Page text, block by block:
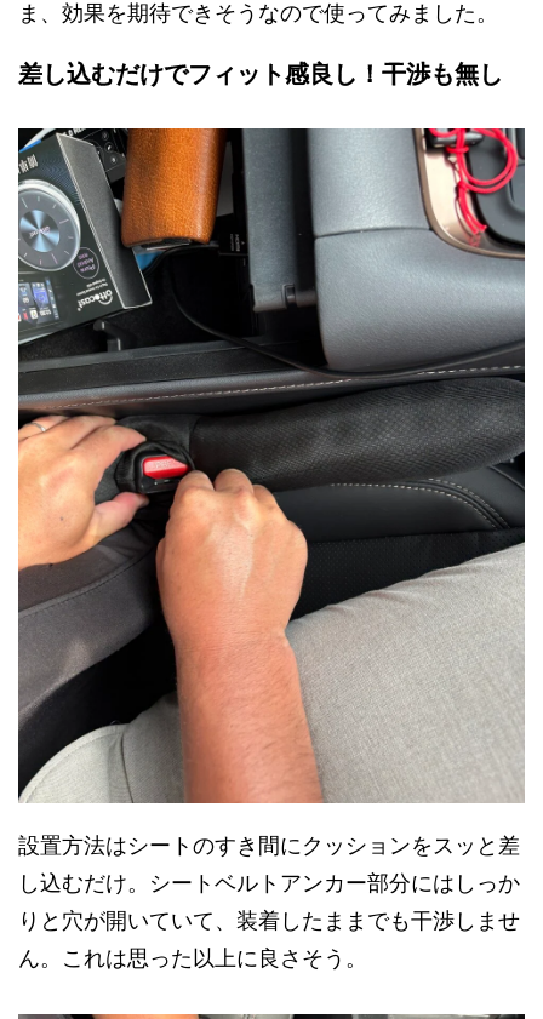
ま、効果を期待できそうなので使ってみました。
差し込むだけでフィット感良し！干渉も無し
設置方法はシートのすき間にクッションをスッと差
し込むだけ。シートベルトアンカー部分にはしっか
りと穴が開いていて、装着したままでも干渉しませ
ん。これは思った以上に良さそう。